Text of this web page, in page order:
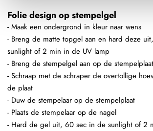
Folie design op stempelgel
- Maak een ondergrond in kleur naar wens
- Breng de matte topgel aan en hard deze
sunlight of 2 min in de UV lamp
- Breng de stempelgel aan op de stempelplaat
- Schraap met de schraper de overtollige
de plaat
- Duw de stempelaar op de stempelplaat
- Plaats de stempelaar op de nagel
- Hard de gel uit, 60 sec in de sunlight of 2